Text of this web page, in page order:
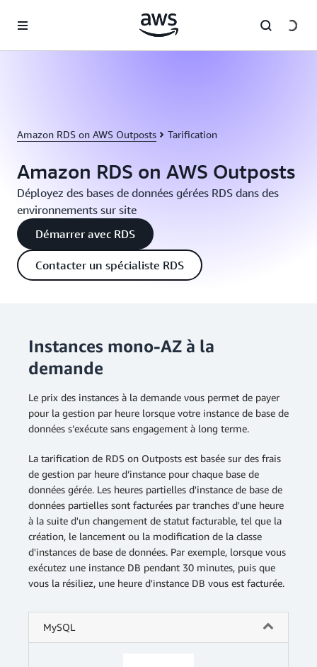
Amazon RDS on AWS Outposts Tarification
Amazon RDS on AWS Outposts
Déployez des bases de données gérées RDS dans des
environnements sur site
Démarrer avec RDS
Contacter un spécialiste RDS
Instances mono-AZ à la
demande
Le prix des instances à la demande vous permet de payer
pour la gestion par heure lorsque votre instance de base de
données s’exécute sans engagement à long terme.
La tarification de RDS on Outposts est basée sur des frais
de gestion par heure d’instance pour chaque base de
données gérée. Les heures partielles d'instance de base de
données partielles sont facturées par tranches d'une heure
à la suite d'un changement de statut facturable, tel que la
création, le lancement ou la modification de la classe
d'instances de base de données. Par exemple, lorsque vous
exécutez une instance DB pendant 30 minutes, puis que
vous la résiliez, une heure d'instance DB vous est facturée.
MySQL